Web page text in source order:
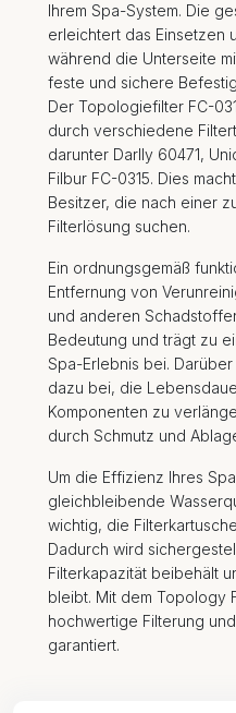
Ihrem Spa-System. Die
erleichtert das Einsetzen
während die Unterseite
feste und sichere
Der Topologiefilter FC-
durch verschiedene
darunter Darlly 60471,
Filbur FC-0315. Dies
Besitzer, die nach einer
Filterlösung suchen.
Ein ordnungsgemäß
Entfernung von
und anderen
Bedeutung und trägt zu
Spa-Erlebnis bei.
dazu bei, die
Komponenten zu
durch Schmutz und
Um die Effizienz Ihres
gleichbleibende
wichtig, die
Dadurch wird
Filterkapazität beibehält
bleibt. Mit dem Topology
hochwertige Filterung
garantiert.